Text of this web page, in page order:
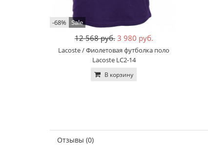
-68% Sale
12 568 руб. 3 980 руб.
Lacoste / Фиолетовая футболка поло
Lacoste LC2-14
В корзину
Отзывы (0)